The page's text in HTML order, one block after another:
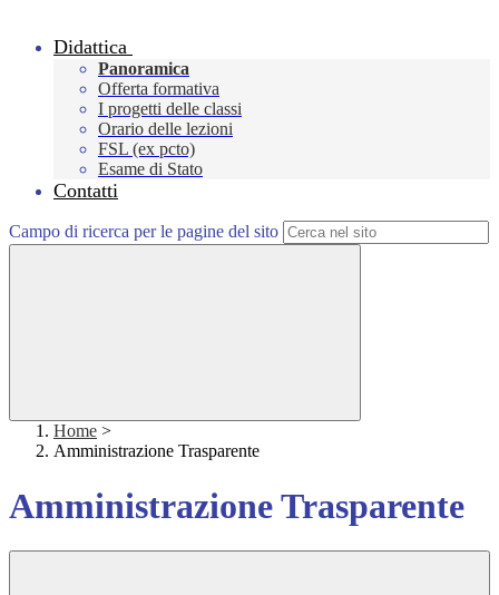
Didattica
Panoramica
Offerta formativa
I progetti delle classi
Orario delle lezioni
FSL (ex pcto)
Esame di Stato
Contatti
Campo di ricerca per le pagine del sito
Home >
Amministrazione Trasparente
Amministrazione Trasparente